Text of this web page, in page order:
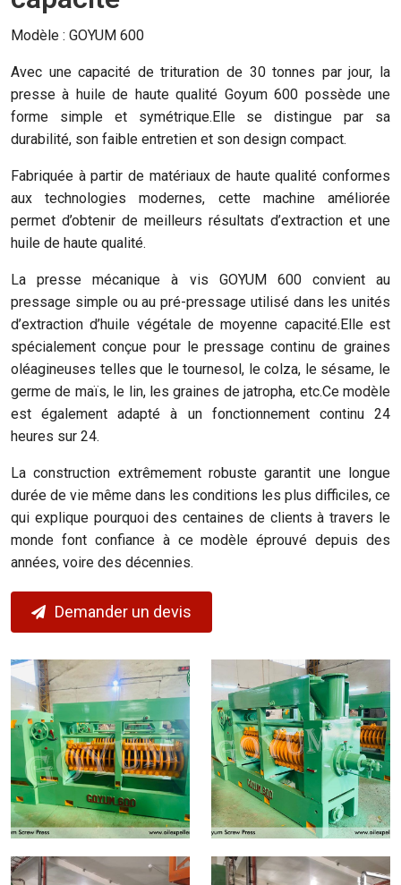
Modèle : GOYUM 600
Avec une capacité de trituration de 30 tonnes par jour, la
presse à huile de haute qualité Goyum 600 possède une
forme simple et symétrique.Elle se distingue par sa
durabilité, son faible entretien et son design compact.
Fabriquée à partir de matériaux de haute qualité conformes
aux technologies modernes, cette machine améliorée
permet d’obtenir de meilleurs résultats d’extraction et une
huile de haute qualité.
La presse mécanique à vis GOYUM 600 convient au
pressage simple ou au pré-pressage utilisé dans les unités
d’extraction d’huile végétale de moyenne capacité.Elle est
spécialement conçue pour le pressage continu de graines
oléagineuses telles que le tournesol, le colza, le sésame, le
germe de maïs, le lin, les graines de jatropha, etc.Ce modèle
est également adapté à un fonctionnement continu 24
heures sur 24.
La construction extrêmement robuste garantit une longue
durée de vie même dans les conditions les plus difficiles, ce
qui explique pourquoi des centaines de clients à travers le
monde font confiance à ce modèle éprouvé depuis des
années, voire des décennies.
Demander un devis